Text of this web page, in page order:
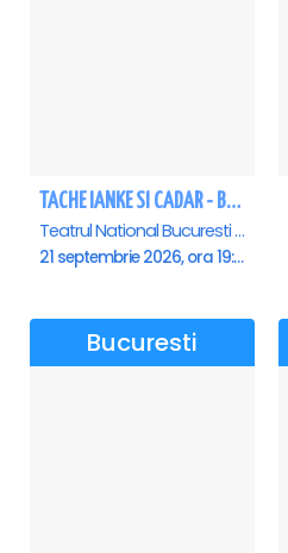
TACHE IANKE SI CADAR - Bucuresti
Teatrul National Bucuresti - Sala Ion Caramitru, Bucuresti
21 septembrie 2026, ora 19:00
Bucuresti